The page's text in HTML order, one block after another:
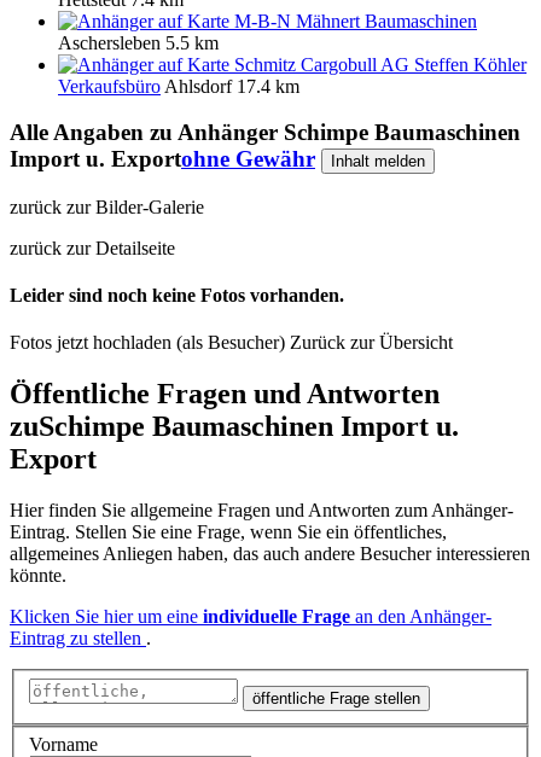
M-B-N Mähnert Baumaschinen
Aschersleben 5.5 km
Schmitz Cargobull AG Steffen Köhler
Verkaufsbüro Ahlsdorf 17.4 km
Alle Angaben zu Anhänger Schimpe Baumaschinen
Import u. Exportohne Gewähr Inhalt melden
zurück zur Bilder-Galerie
zurück zur Detailseite
Leider sind noch keine Fotos vorhanden.
Fotos jetzt hochladen (als Besucher) Zurück zur Übersicht
Öffentliche Fragen und Antworten
zuSchimpe Baumaschinen Import u.
Export
Hier finden Sie allgemeine Fragen und Antworten zum Anhänger-
Eintrag. Stellen Sie eine Frage, wenn Sie ein öffentliches,
allgemeines Anliegen haben, das auch andere Besucher interessieren
könnte.
Klicken Sie hier um eine individuelle Frage an den Anhänger-
Eintrag zu stellen .
öffentliche Frage stellen
Vorname